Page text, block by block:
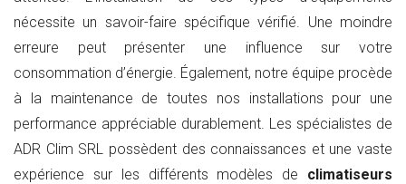
nécessite un savoir-faire spécifique vérifié. Une moindre
erreure peut présenter une influence sur votre
consommation d’énergie. Également, notre équipe procède
à la maintenance de toutes nos installations pour une
performance appréciable durablement. Les spécialistes de
ADR Clim SRL possèdent des connaissances et une vaste
expérience sur les différents modèles de climatiseurs